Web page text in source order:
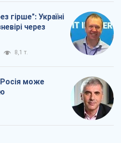
гірше": Україні
через
8,1 т.
Росія може